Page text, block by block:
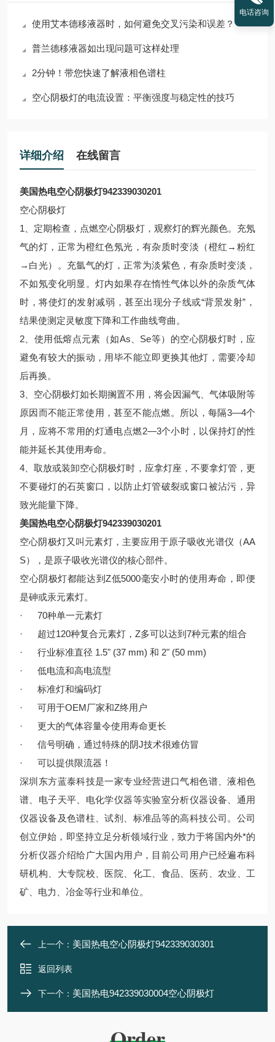
使用艾本德移液器时，如何避免交叉污染和误差？
普兰德移液器如出现问题可这样处理
2分钟！带您快速了解液相色谱柱
空心阴极灯的电流设置：平衡强度与稳定性的技巧
详细介绍 在线留言
美国热电空心阴极灯942339030201
空心阴极灯
1、定期检查，点燃空心阴极灯，观察灯的辉光颜色。充氖
气的灯，正常为橙红色氖光，有杂质时变淡（橙红→粉红
→白光）。充氩气的灯，正常为淡紫色，有杂质时变淡，
不如氖变化明显。灯内如果存在惰性气体以外的杂质气体
时，将使灯的发射减弱，甚至出现分子线或“背景发射”，
结果使测定灵敏度下降和工作曲线弯曲。
2、使用低熔点元素（如As、Se等）的空心阴极灯时，应
避免有较大的振动，用毕不能立即更换其他灯，需要冷却
后再换。
3、空心阴极灯如长期搁置不用，将会因漏气、气体吸附等
原因而不能正常使用，甚至不能点燃。所以，每隔3—4个
月，应将不常用的灯通电点燃2—3个小时，以保持灯的性
能并延长其使用寿命。
4、取放或装卸空心阴极灯时，应拿灯座，不要拿灯管，更
不要碰灯的石英窗口，以防止灯管破裂或窗口被沾污，异
致光能量下降。
美国热电空心阴极灯942339030201
空心阴极灯又叫元素灯，主要应用于原子吸收光谱仪（AA
S），是原子吸收光谱仪的核心部件。
空心阴极灯都能达到Z低5000毫安小时的使用寿命，即便
是砷或汞元素灯。
· 70种单一元素灯
· 超过120种复合元素灯，Z多可以达到7种元素的组合
· 行业标准直径 1.5" (37 mm) 和 2" (50 mm)
· 低电流和高电流型
· 标准灯和编码灯
· 可用于OEM厂家和Z终用户
· 更大的气体容量令使用寿命更长
· 信号明确，通过特殊的阴J技术很难仿冒
· 可以提供限流器！
深圳东方蓝泰科技是一家专业经营进口气相色谱、液相色
谱、电子天平、电化学仪器等实验室分析仪器设备、通用
仪器设备及色谱柱、试剂、标准品等的高科技公司。公司
创立伊始，即坚持立足分析领域行业，致力于将国内外*的
分析仪器介绍给广大国内用户，目前公司用户已经遍布科
研机构、大专院校、医院、化工、食品、医药、农业、工
矿、电力、冶金等行业和单位。
上一个： 美国热电空心阴极灯942339030301
返回列表
下一个： 美国热电942339030004空心阴极灯
电话咨询